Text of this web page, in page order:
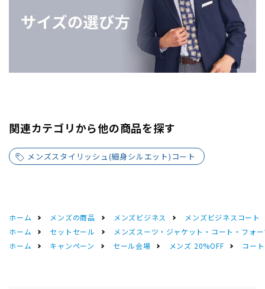
関連カテゴリから他の商品を探す
メンズスタイリッシュ(細身シルエット)コート
ホーム メンズの商品 メンズビジネス
メンズビジネスコート
ホーム
セットセール
メンズスーツ・ジャケット・コート・フォ
ホーム
キャンペーン セール会場 メンズ 20%OFF コー